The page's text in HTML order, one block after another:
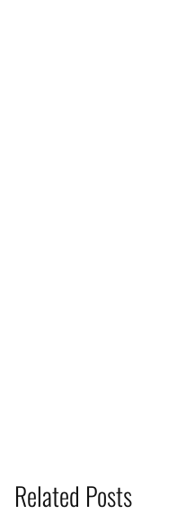
Related Posts